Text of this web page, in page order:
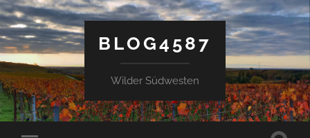
BLOG4587
Wilder Südwesten